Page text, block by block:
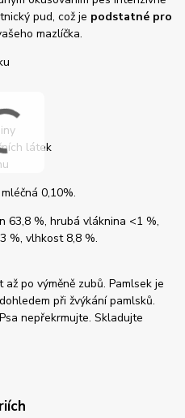
pud, což je podstatné pro
mazlíčka.
látek
0,10%.
63,8 %, hrubá vláknina <1 %,
%, vlhkost 8,8 %.
po výměně zubů. Pamlsek je
při žvýkání pamlsků.
nepřekrmujte. Skladujte